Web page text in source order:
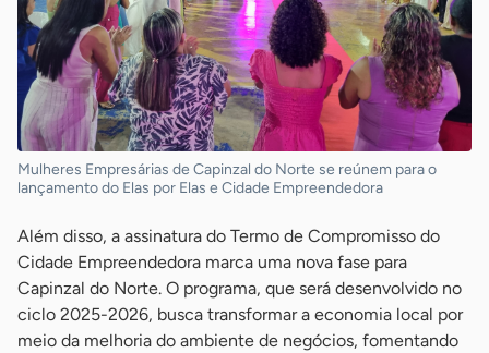
Mulheres Empresárias de Capinzal do Norte se reúnem para o
lançamento do Elas por Elas e Cidade Empreendedora
Além disso, a assinatura do Termo de Compromisso do
Cidade Empreendedora marca uma nova fase para
Capinzal do Norte. O programa, que será desenvolvido no
ciclo 2025-2026, busca transformar a economia local por
meio da melhoria do ambiente de negócios, fomentando